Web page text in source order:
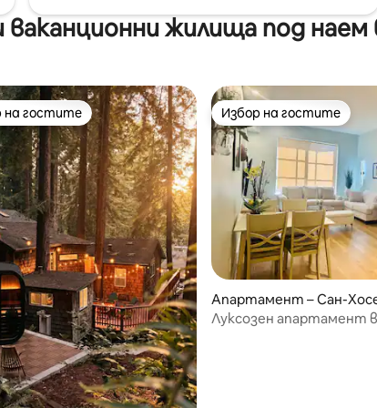
жилища под наем
избор на гостите
на гостите Избор на гостите
Избор на гостите
Апартамент – Сан-
Луксозен апартамент в